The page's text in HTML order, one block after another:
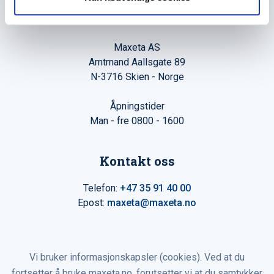
Hovedkontor
Maxeta AS
Amtmand Aallsgate 89
N-3716 Skien - Norge
Åpningstider
Man - fre 0800 - 1600
Kontakt oss
Telefon: +47 35 91 40 00
Epost: maxeta@maxeta.no
Vi bruker informasjonskapsler (cookies). Ved at du